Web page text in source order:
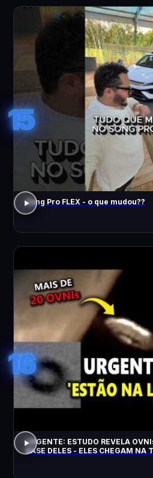
15
Song Pro FLEX - o que mudou??
16
URGENTE: ESTUDO REVELA
BASE DELES - ELES CHEGAM NA